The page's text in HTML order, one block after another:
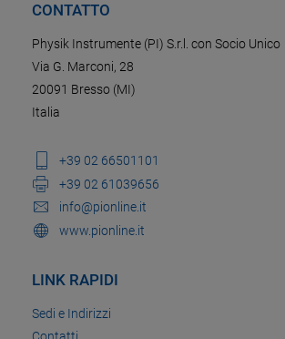
CONTATTO
Physik Instrumente (PI) S.r.l. con Socio Unico
Via G. Marconi, 28
20091 Bresso (MI)
Italia
+39 02 66501101
+39 02 61039656
info@pionline.it
www.pionline.it
LINK RAPIDI
Sedi e Indirizzi